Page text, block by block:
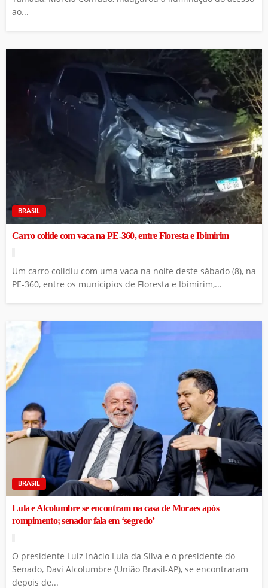
ao...
BRASIL
Carro colide com vaca na PE-360, entre Floresta e Ibimirim
Um carro colidiu com uma vaca na noite deste sábado (8), na
PE-360, entre os municípios de Floresta e Ibimirim,...
BRASIL
Lula e Alcolumbre se encontram na casa de Moraes após
rompimento; senador fala em ‘segredo’
O presidente Luiz Inácio Lula da Silva e o presidente do
Senado, Davi Alcolumbre (União Brasil-AP), se encontraram
depois de...